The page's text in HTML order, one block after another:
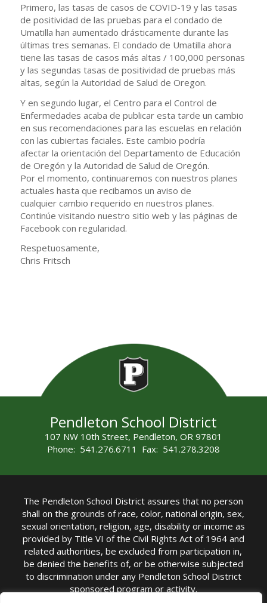
Primero, las tasas de casos de COVID-19 y las tasas
de positividad de las pruebas para el condado de
Umatilla han aumentado drásticamente durante las
últimas tres semanas. El condado de Umatilla ahora
tiene las tasas de casos más altas / 100,000 personas
y las segundas tasas de positividad de pruebas más
altas, según la Autoridad de Salud de Oregon.
Y en segundo lugar, el Centro para el Control de
Enfermedades acaba de publicar esta tarde un cambio
en sus recomendaciones para las escuelas en relación
con las cubiertas faciales. Este cambio podría
afectar la orientación del Departamento de Educación
de Oregón y la Autoridad de Salud de Oregón.
Por el momento, continuaremos con nuestros planes
actuales hasta que recibamos un aviso de
cualquier cambio requerido en nuestros planes.
Continúe visitando nuestro sitio web y las páginas de
Facebook con regularidad.
Respetuosamente,
Chris Fritsch
Pendleton School District
107 NW 10th Street, Pendleton, OR 97801
Phone: 541.276.6711 Fax: 541.278.3208
The Pendleton School District assures that no person
shall on the grounds of race, color, national origin, sex,
sexual orientation, religion, age, disability or income as
provided by Title VI of the Civil Rights Act of 1964 and
related authorities, be excluded from participation in,
be denied the benefits of, or be otherwise subjected
to discrimination under any Pendleton School District
sponsored program or activity.